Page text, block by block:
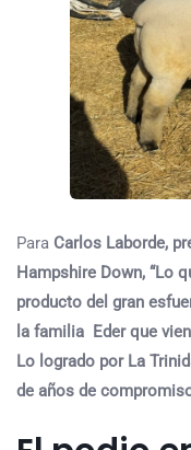
Para Carlos Laborde,
Hampshire Down, “Lo
producto del gran
la familia Eder que
Lo logrado por La
de años de